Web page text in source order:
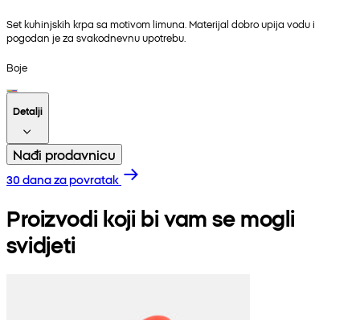
Set kuhinjskih krpa sa motivom limuna. Materijal dobro upija vodu i
pogodan je za svakodnevnu upotrebu.
Boje
Detalji
Nađi prodavnicu
30 dana za povratak
Proizvodi koji bi vam se mogli
svidjeti